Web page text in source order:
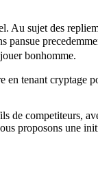
Au sujet des
bonhomme.
en tenant
de competiteurs,
proposons une